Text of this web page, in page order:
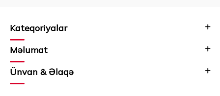
Kateqoriyalar
Məlumat
Ünvan & Əlaqə